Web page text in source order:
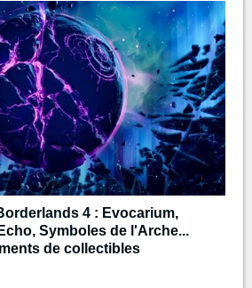
4 : Evocarium,
Symboles de l'Arche...
de collectibles